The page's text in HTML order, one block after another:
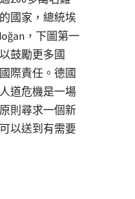
國家，總統埃
，下圖第一
鼓勵更多國
際責任。德國
道危機是一場
則尋求一個新
以送到有需要